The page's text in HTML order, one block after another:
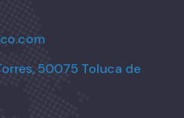
50075 Toluca de